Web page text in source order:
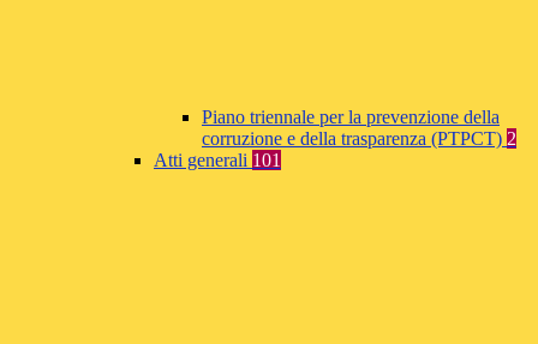
Piano triennale per la prevenzione della
corruzione e della trasparenza (PTPCT) 2
Atti generali 101